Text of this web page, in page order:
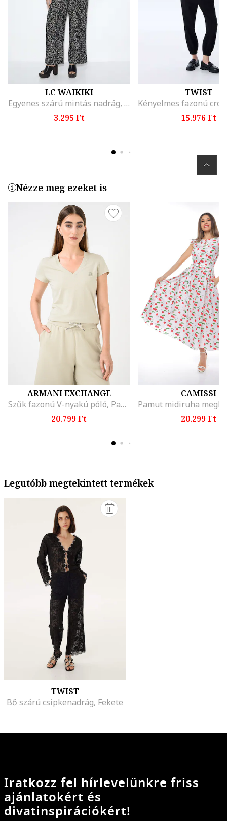
LC WAIKIKI
Egyenes szárú mintás nadrág, Törtfehér/Antracitfekete
3.295 Ft
TWIST
15.976 Ft
Nézze meg ezeket is
ARMANI EXCHANGE
Szűk fazonú V-nyakú póló, Pasztellzöld
20.799 Ft
CAMISSI
20.299 Ft
Legutóbb megtekintett termékek
TWIST
Bő szárú csipkenadrág, Fekete
Iratkozz fel hírlevelünkre friss
ajánlatokért és
divatinspirációkért!